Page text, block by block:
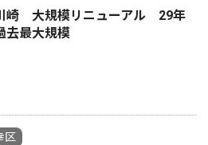
崎 大規模リニューアル 29年
去最大規模
区